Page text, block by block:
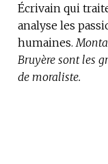
Écrivain qui
analyse les
humaines.
Bruyère sont les
de moraliste.